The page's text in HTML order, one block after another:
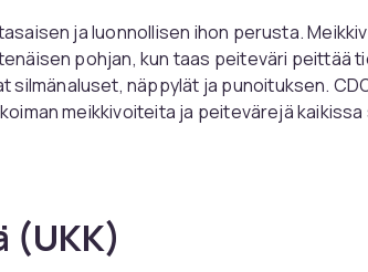
ja luonnollisen ihon perusta.
pohjan, kun taas peiteväri peittää
näppylät ja punoituksen.
meikkivoiteita ja peitevärejä kaikissa
useimmille ihotyypeille ja sitä löytyy
(UKK)